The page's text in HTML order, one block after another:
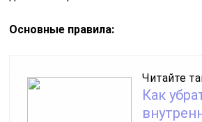
Основные правила:
Читайте
Как